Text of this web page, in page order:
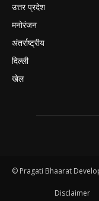
उत्तर प्रदेश
मनोरंजन
अंतर्राष्ट्रीय
दिल्ली
खेल
© Pragati Bhaarat
Disclaimer